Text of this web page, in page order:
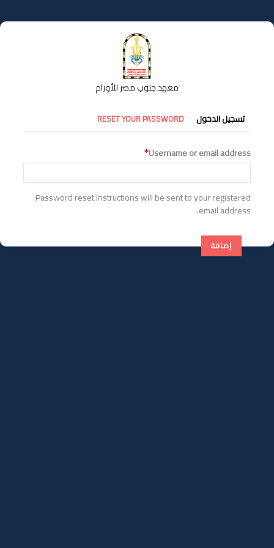
إلى
المحتوى
معهد جنوب مصر للأورام
التبويبات
الأساسية
تسجيل الدخول RESET YOUR PASSWORD
Username or email address
Password reset instructions will be sent to your registered
email address.